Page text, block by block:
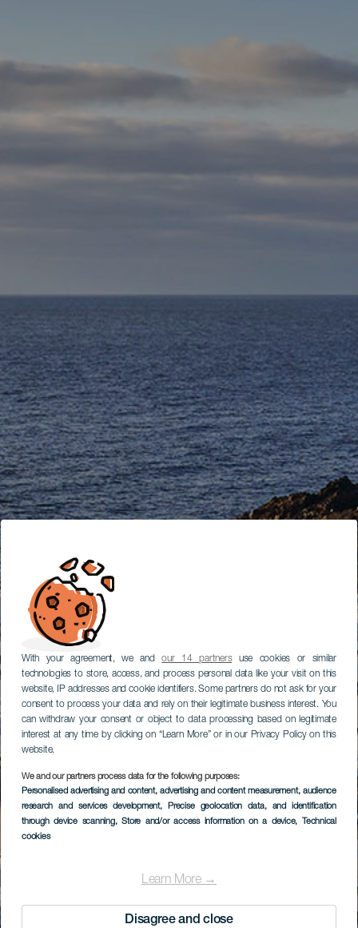
With your agreement, we andour 14 partnersuse cookies or similar
technologies to store, access, and process personal data like your visit on this
website, IP addresses and cookie identifiers. Some partners do not ask for your
consent to process your data and rely on their legitimate business interest. You
can withdraw your consent or object to data processing based on legitimate
interest at any time by clicking on “Learn More” or in our Privacy Policy on this
website.
We and our partners process data for the following purposes:
Personalised advertising and content, advertising and content measurement, audience
research and services development, Precise geolocation data, and identification
through device scanning, Store and/or access information on a device, Technical
cookies
Learn More →
Disagree and close